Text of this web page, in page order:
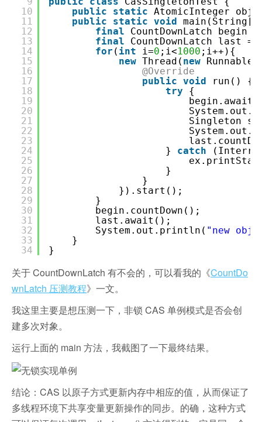
10
11
12
13
14
15
16
17
18
19
20
21
22
23
24
25
26
27
28
29
30
31
32
33
34
public
static AtomicInteger
public
static void
final
CountDownLatch begin
final
CountDownLatch last =
for ( int i=0 ;i<1000 ;i++){
new Thread( new
@Override
public void
run() {
try
{
Singleton
} catch
}
}
}).start();
}
begin.countDown();
last.await();
System.out.println( "new
}
}
关于 CountDownLatch 有不会的，可以看我的《CountDo
wnLatch 压测教程》一文。
我这里主要是想压测一下，非锁 CAS 单例模式是否会创
建多次对象。
运行上面的 main 方法，我截图了一下最终结果。
结论：CAS 以原子方式更新内存中相应的值，从而保证了
多线程环境下共享变量更新操作的同步。的确，这种方式